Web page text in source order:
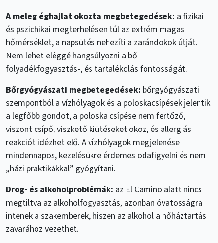
A meleg éghajlat okozta megbetegedések: a fizikai
és pszichikai megterhelésen túl az extrém magas
hőmérséklet, a napsütés nehezíti a zarándokok útját.
Nem lehet eléggé hangsúlyozni a bő
folyadékfogyasztás-, és tartalékolás fontosságát.
Bőrgyógyászati megbetegedések: bőrgyógyászati
szempontból a vízhólyagok és a poloskacsípések jelentik
a legfőbb gondot, a poloska csípése nem fertőző,
viszont csípő, viszkető kiütéseket okoz, és allergiás
reakciót idézhet elő. A vízhólyagok megjelenése
mindennapos, kezelésükre érdemes odafigyelni és nem
„házi praktikákkal” gyógyítani.
Drog- és alkoholproblémák: az El Camino alatt nincs
megtiltva az alkoholfogyasztás, azonban óvatosságra
intenek a szakemberek, hiszen az alkohol a hőháztartás
zavarához vezethet.